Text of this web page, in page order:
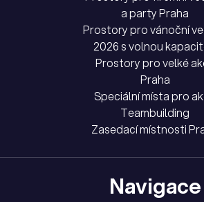
a party Praha
Prostory pro vánoční
2026 s volnou
Prostory pro velké
Praha
Speciální místa pro
Teambuilding
Zasedací místnosti
Navigace